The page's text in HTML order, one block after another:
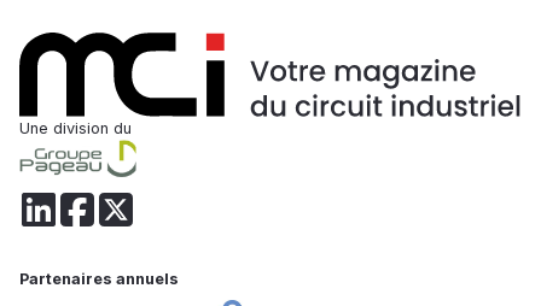
Une division du
Partenaires annuels